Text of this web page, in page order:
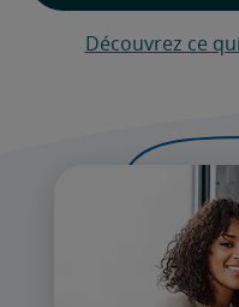
Découvrez ce